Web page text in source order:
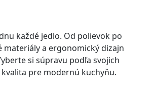
každé jedlo. Od polievok po
materiály a ergonomický dizajn
si súpravu podľa svojich
pre modernú kuchyňu.